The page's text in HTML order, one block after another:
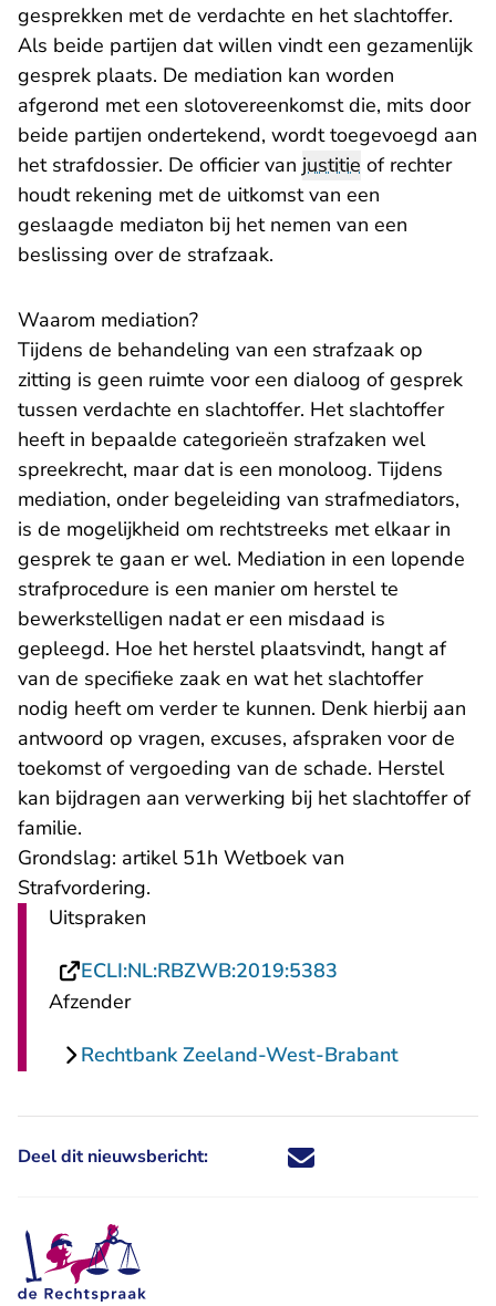
gesprekken met de verdachte en het slachtoffer.
Als beide partijen dat willen vindt een gezamenlijk
gesprek plaats. De mediation kan worden
afgerond met een slotovereenkomst die, mits door
beide partijen ondertekend, wordt toegevoegd aan
het strafdossier. De officier van justitie of rechter
houdt rekening met de uitkomst van een
geslaagde mediaton bij het nemen van een
beslissing over de strafzaak.
Waarom mediation?
Tijdens de behandeling van een strafzaak op
zitting is geen ruimte voor een dialoog of gesprek
tussen verdachte en slachtoffer. Het slachtoffer
heeft in bepaalde categorieën strafzaken wel
spreekrecht, maar dat is een monoloog. Tijdens
mediation, onder begeleiding van strafmediators,
is de mogelijkheid om rechtstreeks met elkaar in
gesprek te gaan er wel. Mediation in een lopende
strafprocedure is een manier om herstel te
bewerkstelligen nadat er een misdaad is
gepleegd. Hoe het herstel plaatsvindt, hangt af
van de specifieke zaak en wat het slachtoffer
nodig heeft om verder te kunnen. Denk hierbij aan
antwoord op vragen, excuses, afspraken voor de
toekomst of vergoeding van de schade. Herstel
kan bijdragen aan verwerking bij het slachtoffer of
familie.
Grondslag: artikel 51h Wetboek van
Strafvordering.
Uitspraken
ECLI:NL:RBZWB:2019:5383
Afzender
Rechtbank Zeeland-West-Brabant
Deel dit nieuwsbericht: Deel dit nieuwsbericht via X -
Deel dit nieuwsbericht via
Deel dit nieuwsbericht
Deel dit